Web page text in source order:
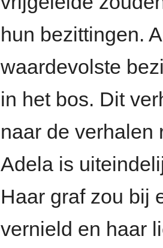
hun bezittingen.
waardevolste
in het bos. Dit
naar de verhalen
Adela is
Haar graf zou bij
vernield en haar